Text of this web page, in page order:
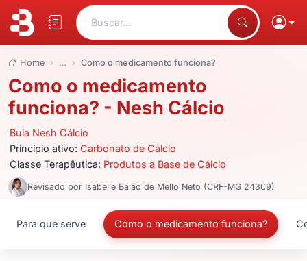
Buscar...
Home … Como o medicamento funciona?
Como o medicamento
funciona? - Nesh Cálcio
Bula Nesh Cálcio
Princípio ativo: Carbonato de Cálcio
Classe Terapêutica: Produtos a Base de Cálcio
Revisado por Isabelle Baião de Mello Neto (CRF-MG 24309)
Para que serve Como o medicamento funciona?